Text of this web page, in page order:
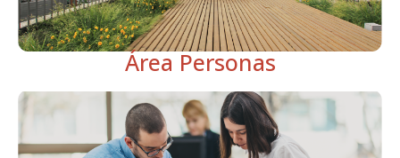
Área Personas